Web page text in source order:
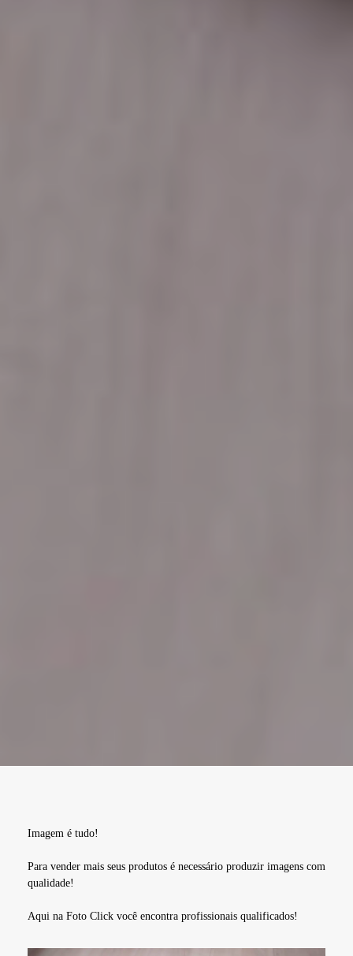
Imagem é tudo!
Para vender mais seus produtos é necessário produzir imagens com
qualidade!
Aqui na Foto Click você encontra profissionais qualificados!